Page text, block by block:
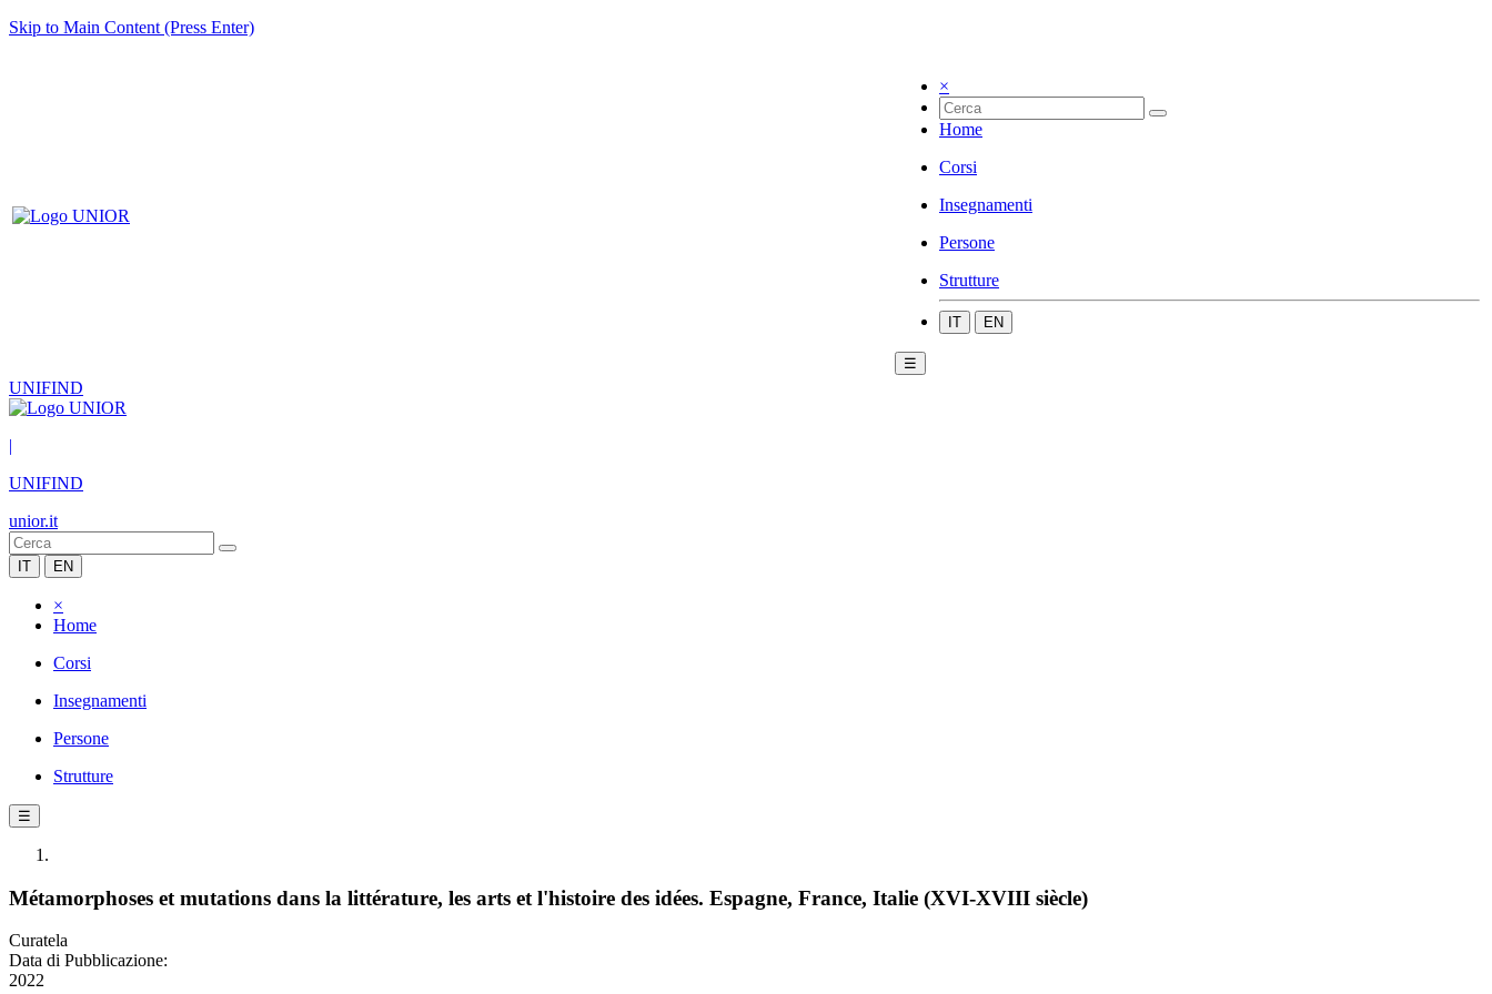
Skip to Main Content (Press Enter)
×
Home
Corsi
Insegnamenti
Persone
Strutture
IT EN
☰
UNIFIND
|
UNIFIND
unior.it
IT EN
×
Home
Corsi
Insegnamenti
Persone
Strutture
☰
Métamorphoses et mutations dans la littérature, les arts et l'histoire des idées. Espagne, France, Italie (XVI-XVIII siècle)
Curatela
Data di Pubblicazione:
2022